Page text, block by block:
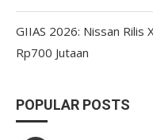
GIIAS 2026: Nissan Rilis
Rp700 Jutaan
POPULAR POSTS